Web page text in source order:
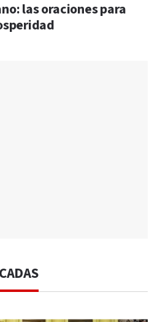
las oraciones para